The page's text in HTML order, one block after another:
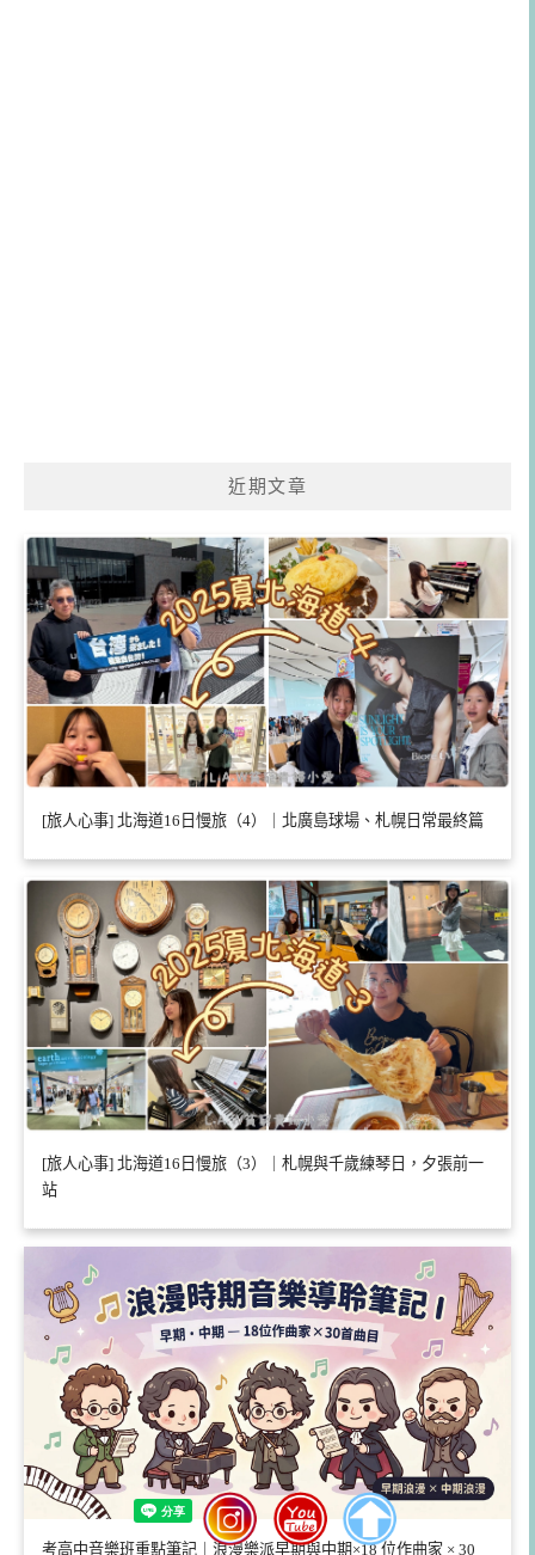
近期文章
[旅人心事] 北海道16日慢旅（4）｜北廣島球場、札幌日常最終篇
[旅人心事] 北海道16日慢旅（3）｜札幌與千歲練琴日，夕張前一
站
考高中音樂班重點筆記｜浪漫樂派早期與中期×18 位作曲家 × 30